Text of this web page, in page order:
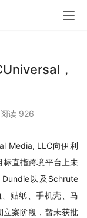
，
阅读 926
Media, LLC向伊利
标直指跨境平台上未
以及Schrute
贴纸、手机壳、马
立案阶段，暂未获批